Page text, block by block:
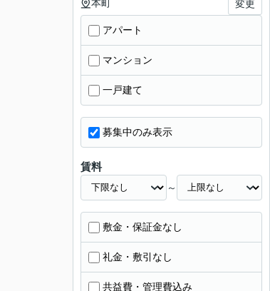
本町 変更
アパート
マンション
一戸建て
募集中のみ表示
賃料
～
敷金・保証金なし
礼金・敷引なし
共益費・管理費込み